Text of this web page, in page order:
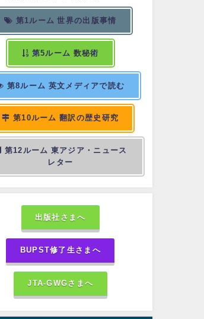
第1ルーム 世界の出版事情
第5ルーム 数秘術
第8ルーム 英文メディアで読む
第10ルーム 翻訳の歴史研究
第12ルーム 東アジア・ニュース
レター
出版社さまへ
BUPST修了生さまへ
JTA-GWGさまへ